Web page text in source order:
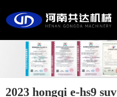
2023 hongqi e-hs9 suv